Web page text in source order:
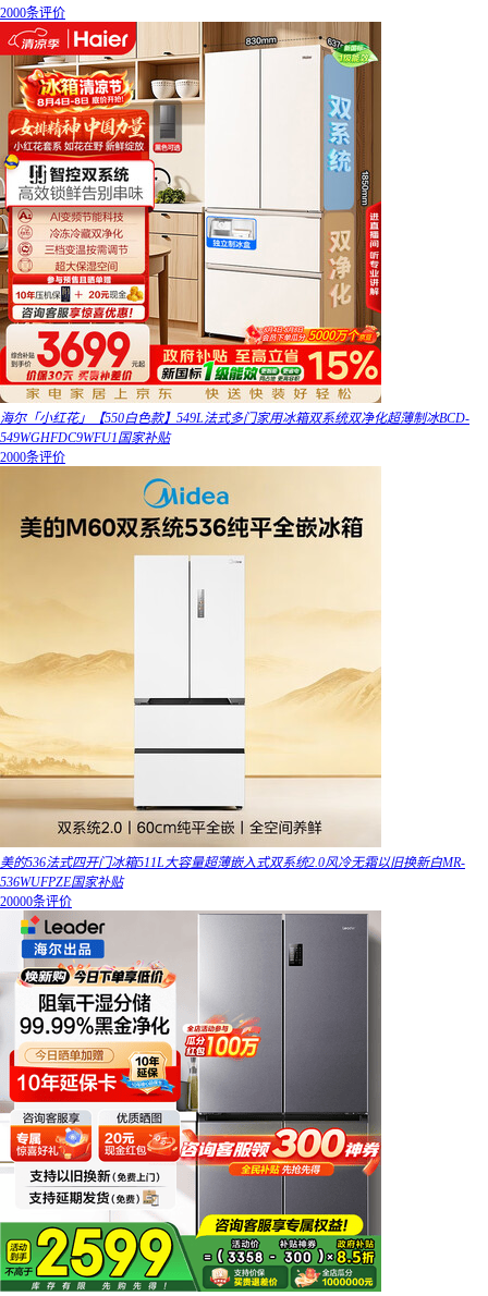
2000条评价
海尔「小红花」【550白色款】549L法式多门家用冰箱双系统双净化超薄制冰BCD-
549WGHFDC9WFU1国家补贴
2000条评价
美的536法式四开门冰箱511L大容量超薄嵌入式双系统2.0风冷无霜以旧换新白MR-
536WUFPZE国家补贴
20000条评价